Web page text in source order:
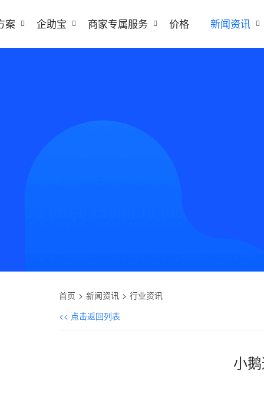
案 企助宝 商家专属服务 价格 新闻资讯
首页 新闻资讯
行业资讯
<< 点击返回列表
小